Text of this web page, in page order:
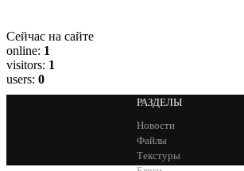
Сейчас на сайте
online: 1
visitors: 1
users: 0
РАЗДЕЛЫ
Новости
Файлы
Текстуры